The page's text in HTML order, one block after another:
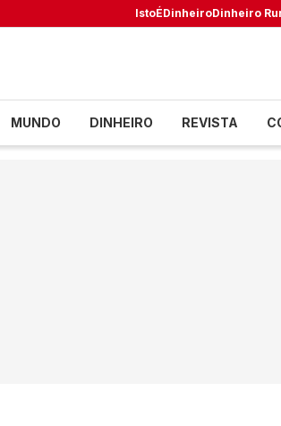
IstoÉDinheiroDinheiro
MUNDO DINHEIRO REVISTA